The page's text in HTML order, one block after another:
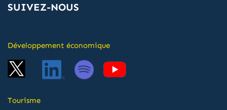
SUIVEZ-NOUS
Développement économique
Tourisme